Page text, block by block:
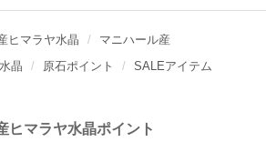
ヒマラヤ水晶
マニハール産
晶
原石ポイント SALEアイテム
ヒマラヤ水晶ポイント